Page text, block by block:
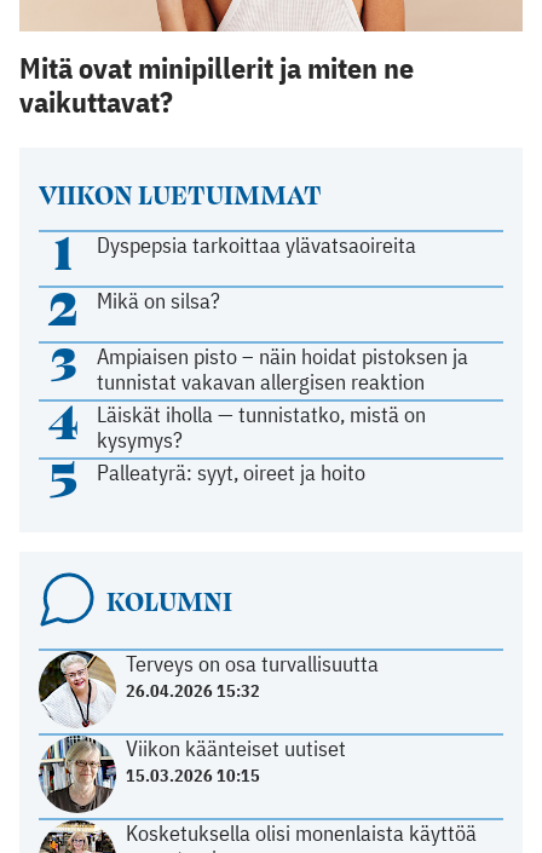
VIIKON LUETUIMMAT
1 Dyspepsia tarkoittaa ylävatsaoireita
2 Mikä on silsa?
3
Ampiaisen pisto – näin hoidat pistoksen ja
tunnistat vakavan allergisen reaktion
4
Läiskät iholla — tunnistatko, mistä on
kysymys?
5 Palleatyrä: syyt, oireet ja hoito
KOLUMNI
Terveys on osa turvallisuutta
26.04.2026 15:32
Viikon käänteiset uutiset
15.03.2026 10:15
Kosketuksella olisi monenlaista käyttöä
Mitä ovat minipillerit ja miten ne
vaikuttavat?